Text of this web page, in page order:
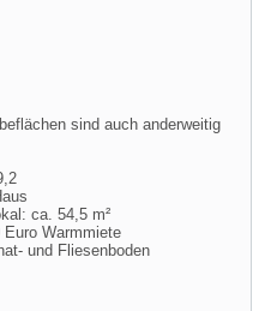
sind auch anderweitig
ca. 54,5 m²
Euro Warmmiete
und Fliesenboden